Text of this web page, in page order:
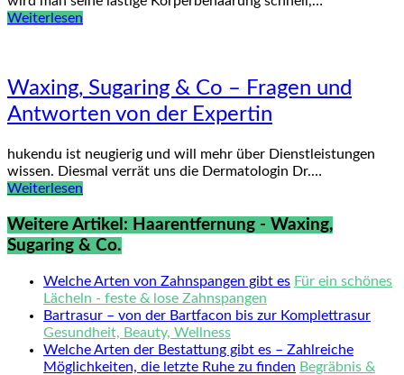
Weiterlesen
Waxing, Sugaring & Co – Fragen und
Antworten von der Expertin
hukendu ist neugierig und will mehr über Dienstleistungen
wissen. Diesmal verrät uns die Dermatologin Dr.…
Weiterlesen
Weitere Artikel: Haarentfernung - Waxing,
Sugaring & Co.
Welche Arten von Zahnspangen gibt es Für ein schönes
Lächeln - feste & lose Zahnspangen
Bartrasur – von der Bartfacon bis zur Komplettrasur
Gesundheit, Beauty, Wellness
Welche Arten der Bestattung gibt es – Zahlreiche
Möglichkeiten, die letzte Ruhe zu finden Begräbnis &